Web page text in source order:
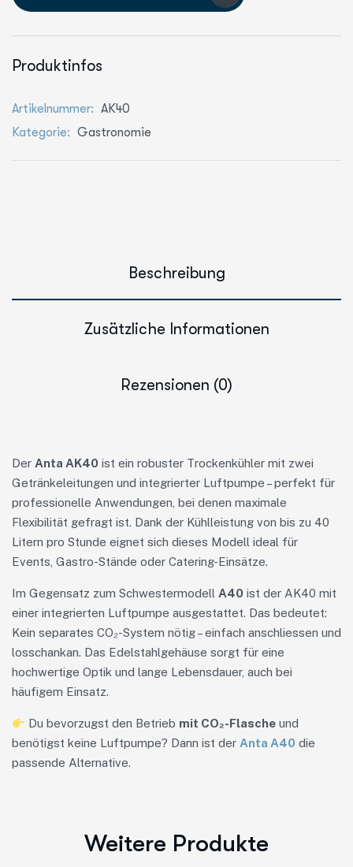
Produktinfos
Artikelnummer: AK40
Kategorie: Gastronomie
Beschreibung
Zusätzliche Informationen
Rezensionen (0)
Der Anta AK40 ist ein robuster Trockenkühler mit zwei
Getränkeleitungen und integrierter Luftpumpe – perfekt für
professionelle Anwendungen, bei denen maximale
Flexibilität gefragt ist. Dank der Kühlleistung von bis zu 40
Litern pro Stunde eignet sich dieses Modell ideal für
Events, Gastro-Stände oder Catering-Einsätze.
Im Gegensatz zum Schwestermodell A40 ist der AK40 mit
einer integrierten Luftpumpe ausgestattet. Das bedeutet:
Kein separates CO₂-System nötig – einfach anschliessen und
losschankan. Das Edelstahlgehäuse sorgt für eine
hochwertige Optik und lange Lebensdauer, auch bei
häufigem Einsatz.
Du bevorzugst den Betrieb mit CO₂-Flasche und
benötigst keine Luftpumpe? Dann ist der Anta A40 die
passende Alternative.
Weitere Produkte